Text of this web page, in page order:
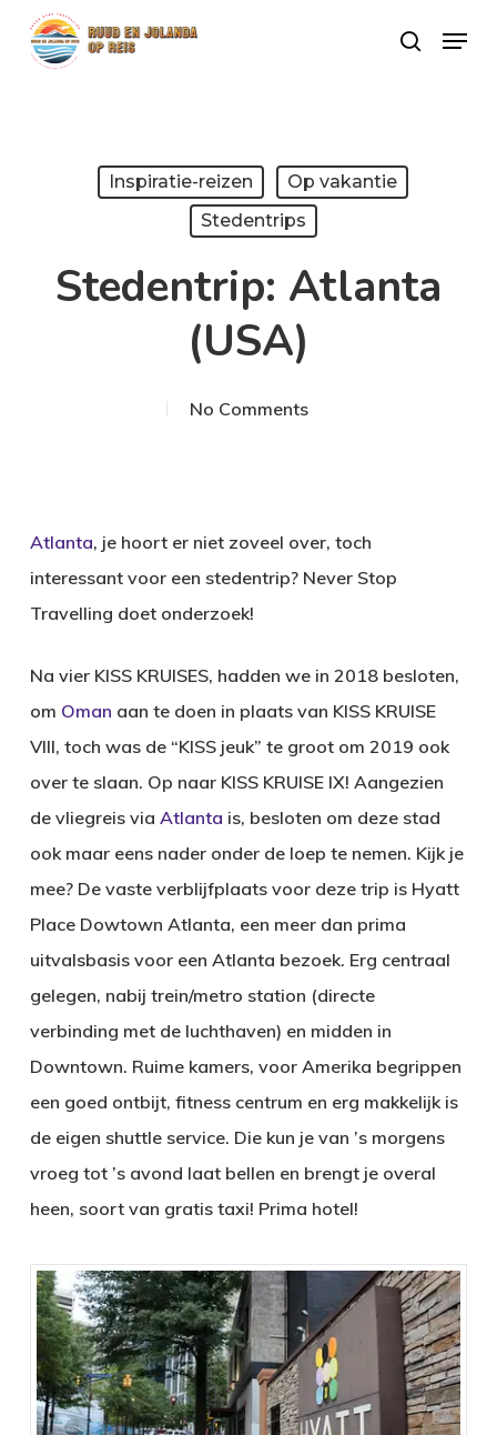
Skip
search
Menu
Inspiratie-reizen
Op vakantie
Stedentrips
Stedentrip: Atlanta
(USA)
No Comments
Atlanta, je hoort er niet zoveel over, toch
interessant voor een stedentrip? Never Stop
Travelling doet onderzoek!
Na vier KISS KRUISES, hadden we in 2018 besloten,
om Oman aan te doen in plaats van KISS KRUISE
VIII, toch was de “KISS jeuk” te groot om 2019 ook
over te slaan. Op naar KISS KRUISE IX! Aangezien
de vliegreis via Atlanta is, besloten om deze stad
ook maar eens nader onder de loep te nemen. Kijk je
mee? De vaste verblijfplaats voor deze trip is Hyatt
Place Dowtown Atlanta, een meer dan prima
uitvalsbasis voor een Atlanta bezoek. Erg centraal
gelegen, nabij trein/metro station (directe
verbinding met de luchthaven) en midden in
Downtown. Ruime kamers, voor Amerika begrippen
een goed ontbijt, fitness centrum en erg makkelijk is
de eigen shuttle service. Die kun je van ’s morgens
vroeg tot ’s avond laat bellen en brengt je overal
heen, soort van gratis taxi! Prima hotel!